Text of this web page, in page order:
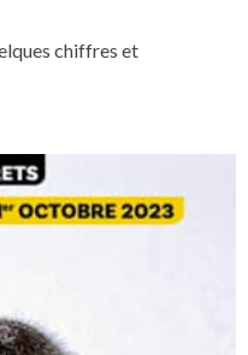
chiffres et